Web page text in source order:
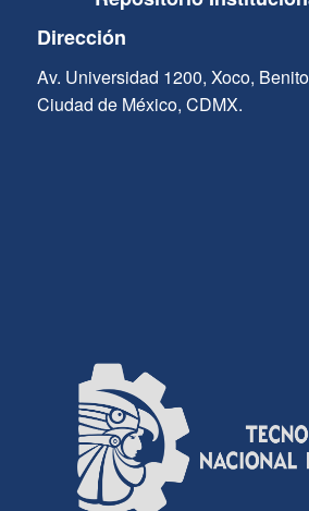
Dirección
Av. Universidad 1200, Xoco,
Ciudad de México, CDMX.